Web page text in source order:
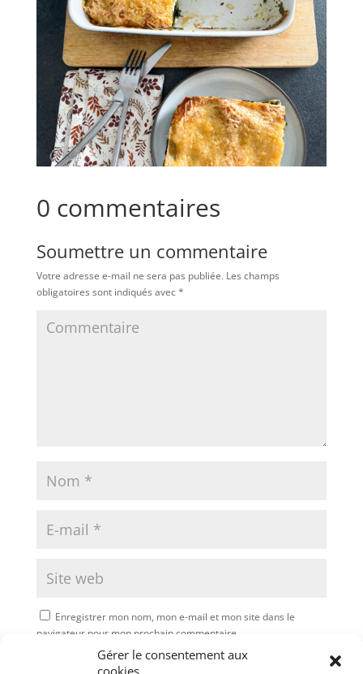
Gérer le consentement aux
cookies
0 commentaires
Soumettre un commentaire
Votre adresse e-mail ne sera pas publiée.Les champs
obligatoires sont indiqués avec*
Enregistrer mon nom, mon e-mail et mon site dans le
navigateur pour mon prochain commentaire.